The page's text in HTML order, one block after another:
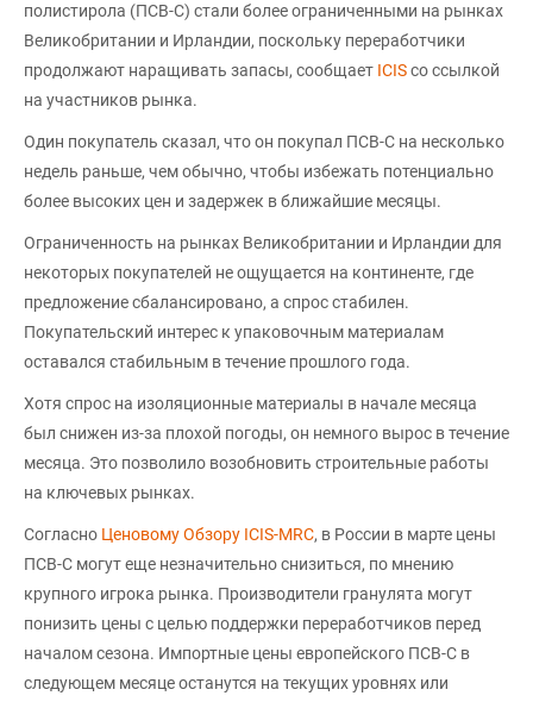
полистирола (ПСВ-С) стали более ограниченными на рынках
Великобритании и Ирландии, поскольку переработчики
продолжают наращивать запасы, сообщает ICISсо ссылкой
на участников рынка.
Один покупатель сказал, что он покупал ПСВ-С на несколько
недель раньше, чем обычно, чтобы избежать потенциально
более высоких цен и задержек в ближайшие месяцы.
Ограниченность на рынках Великобритании и Ирландии для
некоторых покупателей не ощущается на континенте, где
предложение сбалансировано, а спрос стабилен.
Покупательский интерес к упаковочным материалам
оставался стабильным в течение прошлого года.
Хотя спрос на изоляционные материалы в начале месяца
был снижен из-за плохой погоды, он немного вырос в течение
месяца. Это позволило возобновить строительные работы
на ключевых рынках.
Согласно Ценовому Обзору ICIS-MRC, в России в марте цены
ПСВ-С могут еще незначительно снизиться, по мнению
крупного игрока рынка. Производители гранулята могут
понизить цены с целью поддержки переработчиков перед
началом сезона. Импортные цены европейского ПСВ-С в
следующем месяце останутся на текущих уровнях или